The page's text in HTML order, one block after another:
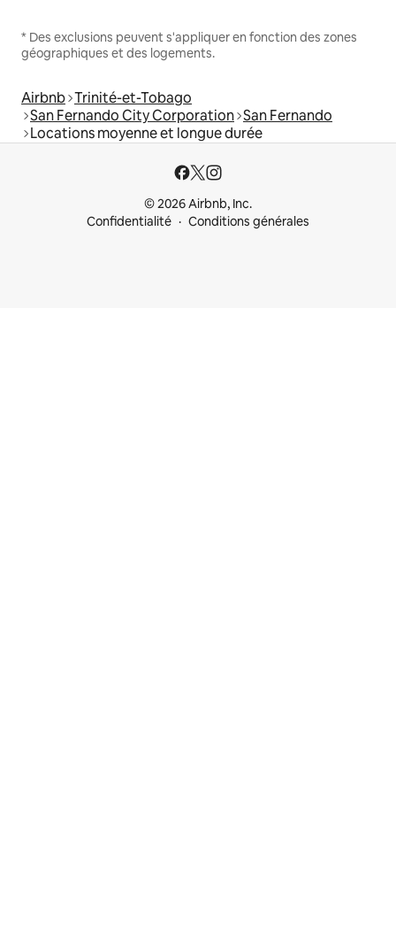
* Des exclusions peuvent s'appliquer en fonction des zones
géographiques et des logements.
Airbnb Trinité-et-Tobago
San Fernando City Corporation San Fernando
Locations moyenne et longue durée
© 2026 Airbnb, Inc.
Confidentialité
Conditions générales